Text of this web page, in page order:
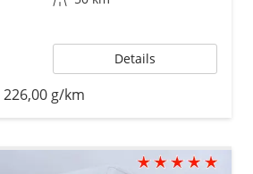
Details
226,00 g/km